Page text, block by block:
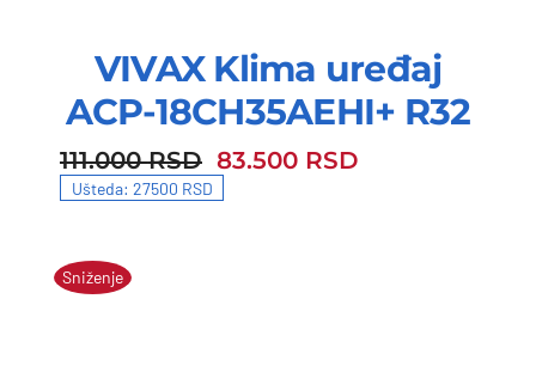
VIVAX Klima uređaj
ACP-18CH35AEHI+ R32
111.000RSD
111.000 RSD. 83.500 RSD
83.500 RSD.
Ušteda: 27500 RSD
Sniženje